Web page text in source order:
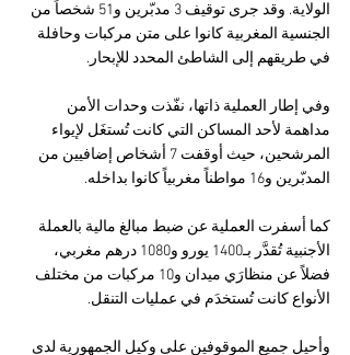
الولاية. وقد جرى توقيف 3 مدبّرين و51 شخصاً من
الجنسية المغربية كانوا على متن مركبات وحافلة
في طريقهم إلى الشاطئ المحدد للإبحار.
وفي إطار العملية ذاتها، نفّذت وحدات الأمن
مداهمة لأحد المساكن التي كانت تُستغَل لإيواء
المرشحين، حيث أوقفت 7 أشخاص إضافيين من
المدبّرين و16 مواطناً مغربياً كانوا بداخله.
كما أسفرت العملية عن ضبط مبالغ مالية بالعملة
الأجنبية تُقدَّر بـ1400 يورو و1080 درهم مغربي،
فضلاً عن منظارَي ميدان و10 مركبات من مختلف
الأنواع كانت تُستخدَم في عمليات التنقل.
وأحيل جميع الموقوفين على وكيل الجمهورية لدى